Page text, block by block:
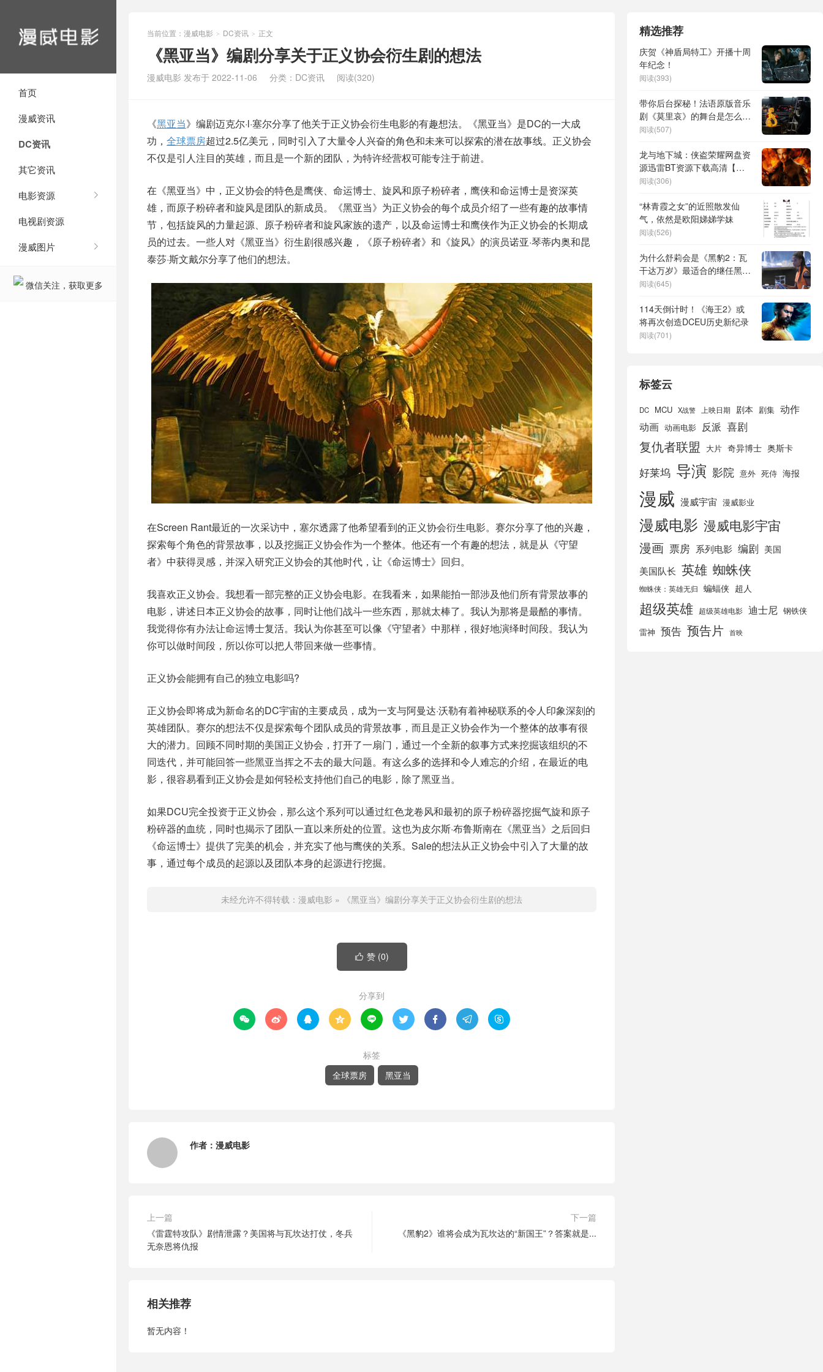
首页
漫威资讯
DC资讯
其它资讯
电影资源
电视剧资源
漫威图片
微信关注，获取更多
当前位置： 漫威电影 > DC资讯 > 正文
《黑亚当》编剧分享关于正义协会衍生剧的想法
漫威电影 发布于 2022-11-06 分类： DC资讯 阅读(320)
《黑亚当》编剧迈克尔·l·塞尔分享了他关于正义协会衍生电影的有趣想法。《黑亚当》是DC的一大成
功， 全球票房超过2.5亿美元，同时引入了大量令人兴奋的角色和未来可以探索的潜在故事线。正义协会
不仅是引人注目的英雄，而且是一个新的团队，为特许经营权可能专注于前进。
在《黑亚当》中，正义协会的特色是鹰侠、命运博士、旋风和原子粉碎者，鹰侠和命运博士是资深英
雄，而原子粉碎者和旋风是团队的新成员。《黑亚当》为正义协会的每个成员介绍了一些有趣的故事情
节，包括旋风的力量起源、原子粉碎者和旋风家族的遗产，以及命运博士和鹰侠作为正义协会的长期成
员的过去。一些人对《黑亚当》衍生剧很感兴趣，《原子粉碎者》和《旋风》的演员诺亚·琴蒂内奥和昆
泰莎·斯文戴尔分享了他们的想法。
在Screen Rant最近的一次采访中，塞尔透露了他希望看到的正义协会衍生电影。赛尔分享了他的兴趣，
探索每个角色的背景故事，以及挖掘正义协会作为一个整体。他还有一个有趣的想法，就是从《守望
者》中获得灵感，并深入研究正义协会的其他时代，让《命运博士》回归。
我喜欢正义协会。我想看一部完整的正义协会电影。在我看来，如果能拍一部涉及他们所有背景故事的
电影，讲述日本正义协会的故事，同时让他们战斗一些东西，那就太棒了。我认为那将是最酷的事情。
我觉得你有办法让命运博士复活。我认为你甚至可以像《守望者》中那样，很好地演绎时间段。我认为
你可以做时间段，所以你可以把人带回来做一些事情。
正义协会能拥有自己的独立电影吗?
正义协会即将成为新命名的DC宇宙的主要成员，成为一支与阿曼达·沃勒有着神秘联系的令人印象深刻的
英雄团队。赛尔的想法不仅是探索每个团队成员的背景故事，而且是正义协会作为一个整体的故事有很
大的潜力。回顾不同时期的美国正义协会，打开了一扇门，通过一个全新的叙事方式来挖掘该组织的不
同迭代，并可能回答一些黑亚当挥之不去的最大问题。有这么多的选择和令人难忘的介绍，在最近的电
影，很容易看到正义协会是如何轻松支持他们自己的电影，除了黑亚当。
如果DCU完全投资于正义协会，那么这个系列可以通过红色龙卷风和最初的原子粉碎器挖掘气旋和原子
粉碎器的血统，同时也揭示了团队一直以来所处的位置。这也为皮尔斯·布鲁斯南在《黑亚当》之后回归
《命运博士》提供了完美的机会，并充实了他与鹰侠的关系。Sale的想法从正义协会中引入了大量的故
事，通过每个成员的起源以及团队本身的起源进行挖掘。
未经允许不得转载： 漫威电影 » 《黑亚当》编剧分享关于正义协会衍生剧的想法
 赞 (0)
分享到
        
标签
全球票房
黑亚当
作者： 漫威电影
上一篇
《雷霆特攻队》剧情泄露？美国将与瓦坎达打仗，冬兵
无奈恩将仇报
下一篇
《黑豹2》谁将会成为瓦坎达的“新国王”？答案就是...
相关推荐
暂无内容！
精选推荐
庆贺《神盾局特工》开播十周
年纪念！
阅读(393)
带你后台探秘！法语原版音乐
剧《莫里哀》的舞台是怎么变
出来的
阅读(507)
龙与地下城：侠盗荣耀网盘资
源迅雷BT资源下载高清【正
版资源泄露】百度云
阅读(306)
“林青霞之女”的近照散发仙
气，依然是欧阳娣娣学妹
阅读(526)
为什么舒莉会是《黑豹2：瓦
干达万岁》最适合的继任黑
豹？
阅读(645)
114天倒计时！《海王2》或
将再次创造DCEU历史新纪录
阅读(701)
标签云
DC MCU X战警 上映日期 剧本 剧集 动作
动画 动画电影 反派 喜剧
复仇者联盟 大片 奇异博士 奥斯卡
好莱坞 导演 影院 意外 死侍 海报
漫威 漫威宇宙 漫威影业
漫威电影 漫威电影宇宙
漫画 票房 系列电影 编剧 美国
美国队长 英雄 蜘蛛侠
蜘蛛侠：英雄无归 蝙蝠侠 超人
超级英雄 超级英雄电影 迪士尼 钢铁侠
雷神 预告 预告片 首映